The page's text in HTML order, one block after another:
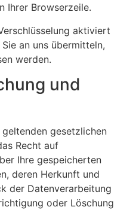
Ihrer Browserzeile.
aktiviert
an uns übermitteln,
werden.
und
geltenden gesetzlichen
Recht auf
Ihre gespeicherten
deren Herkunft und
der Datenverarbeitung
oder Löschung